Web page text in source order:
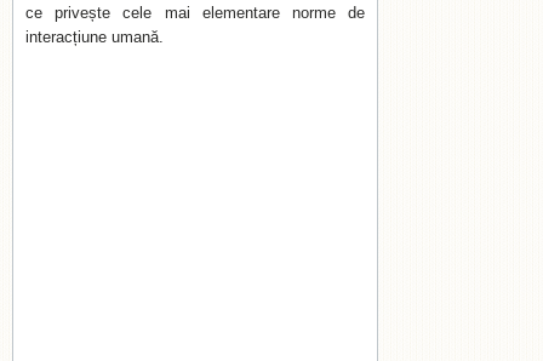
ce privește cele mai elementare norme de
interacțiune umană.